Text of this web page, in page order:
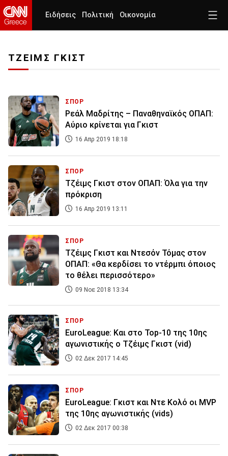
Ειδήσεις Πολιτική Οικονομία
ΤΖΕΙΜΣ ΓΚΙΣΤ
ΣΠΟΡ
Ρεάλ Μαδρίτης – Παναθηναϊκός ΟΠΑΠ:
Αύριο κρίνεται για Γκιστ
16 Απρ 2019 18:18
ΣΠΟΡ
Τζέιμς Γκιστ στον ΟΠΑΠ: Όλα για την
πρόκριση
16 Απρ 2019 13:11
ΣΠΟΡ
Τζέιμς Γκιστ και Ντεσόν Τόμας στον
ΟΠΑΠ: «Θα κερδίσει το ντέρμπι όποιος
το θέλει περισσότερο»
09 Νοε 2018 13:34
ΣΠΟΡ
EuroLeague: Και στο Top-10 της 10ης
αγωνιστικής ο Τζέιμς Γκιστ (vid)
02 Δεκ 2017 14:45
ΣΠΟΡ
EuroLeague: Γκιστ και Ντε Κολό οι MVP
της 10ης αγωνιστικής (vids)
02 Δεκ 2017 00:38